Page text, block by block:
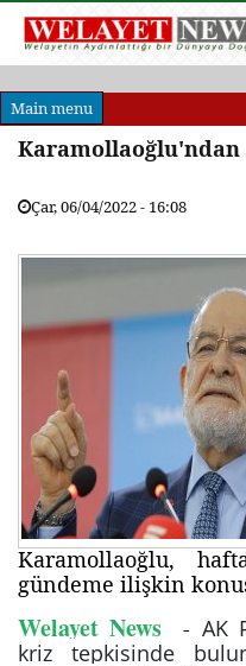
Main menu
Karamollaoğlu'ndan
Çar, 06/04/2022 - 16:08
Karamollaoğlu,
gündeme ilişkin
Welayet News - AK
kriz tepkisinde